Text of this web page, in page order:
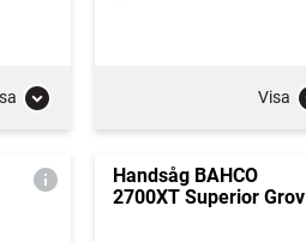
Visa
Handsåg BAHCO
2700XT Superior Grov